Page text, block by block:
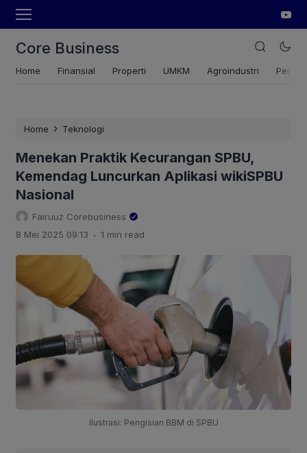
Core Business
Home Finansial Properti UMKM Agroindustri
Home › Teknologi
Menekan Praktik Kecurangan SPBU,
Kemendag Luncurkan Aplikasi wikiSPBU
Nasional
Fairuuz Corebusiness
8 Mei 2025 09:13 . 1 min read
Ilustrasi: Pengisian BBM di SPBU